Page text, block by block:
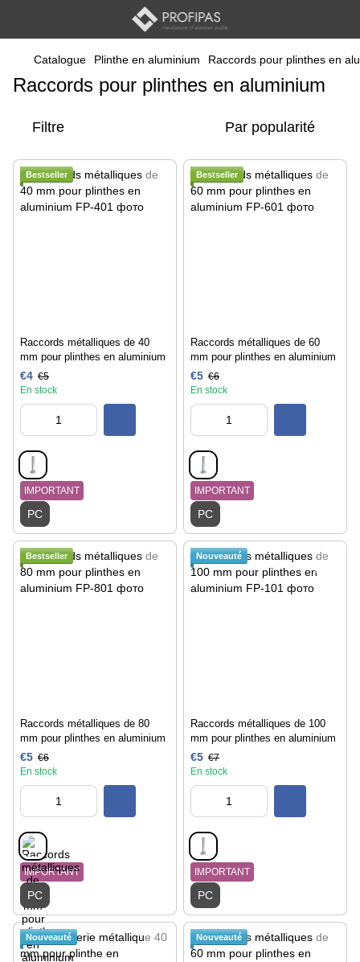
Catalogue Plinthe en aluminium Raccords pour plinthes en
Raccords pour plinthes en aluminium
Filtre Par popularité
Bestseller
Raccords métalliques de 40
mm pour plinthes en aluminium
€4 €5
En stock
IMPORTANT
PC
Bestseller
Raccords métalliques de 60
mm pour plinthes en aluminium
€5 €6
En stock
IMPORTANT
PC
Bestseller
Raccords métalliques de 80
mm pour plinthes en aluminium
€5 €6
En stock
IMPORTANT
PC
Nouveauté
Raccords métalliques de 100
mm pour plinthes en aluminium
€5 €7
En stock
IMPORTANT
PC
Nouveauté Nouveauté